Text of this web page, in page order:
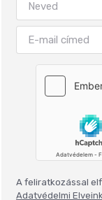
A feliratkozással
Adatvédelmi